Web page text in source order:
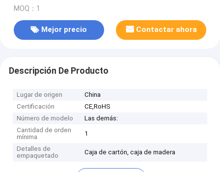
Almacenamiento de Agua de PVC Negro o Azul
MOQ：1
Mejor precio Contactar ahora
Descripción De Producto
Lugar de origen
China
Certificación
CE,RoHS
Número de modelo
Las demás:
Cantidad de orden
mínima
1
Detalles de
empaquetado
Caja de cartón, caja de madera